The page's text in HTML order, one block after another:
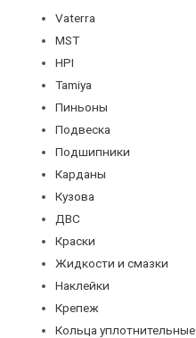
Vaterra
MST
HPI
Tamiya
Пиньоны
Подвеска
Подшипники
Карданы
Кузова
ДВС
Краски
Жидкости и смазки
Наклейки
Крепеж
Кольца уплотнительные